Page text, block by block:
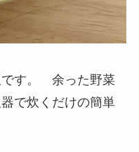
です。 余った野菜
で炊くだけの簡単